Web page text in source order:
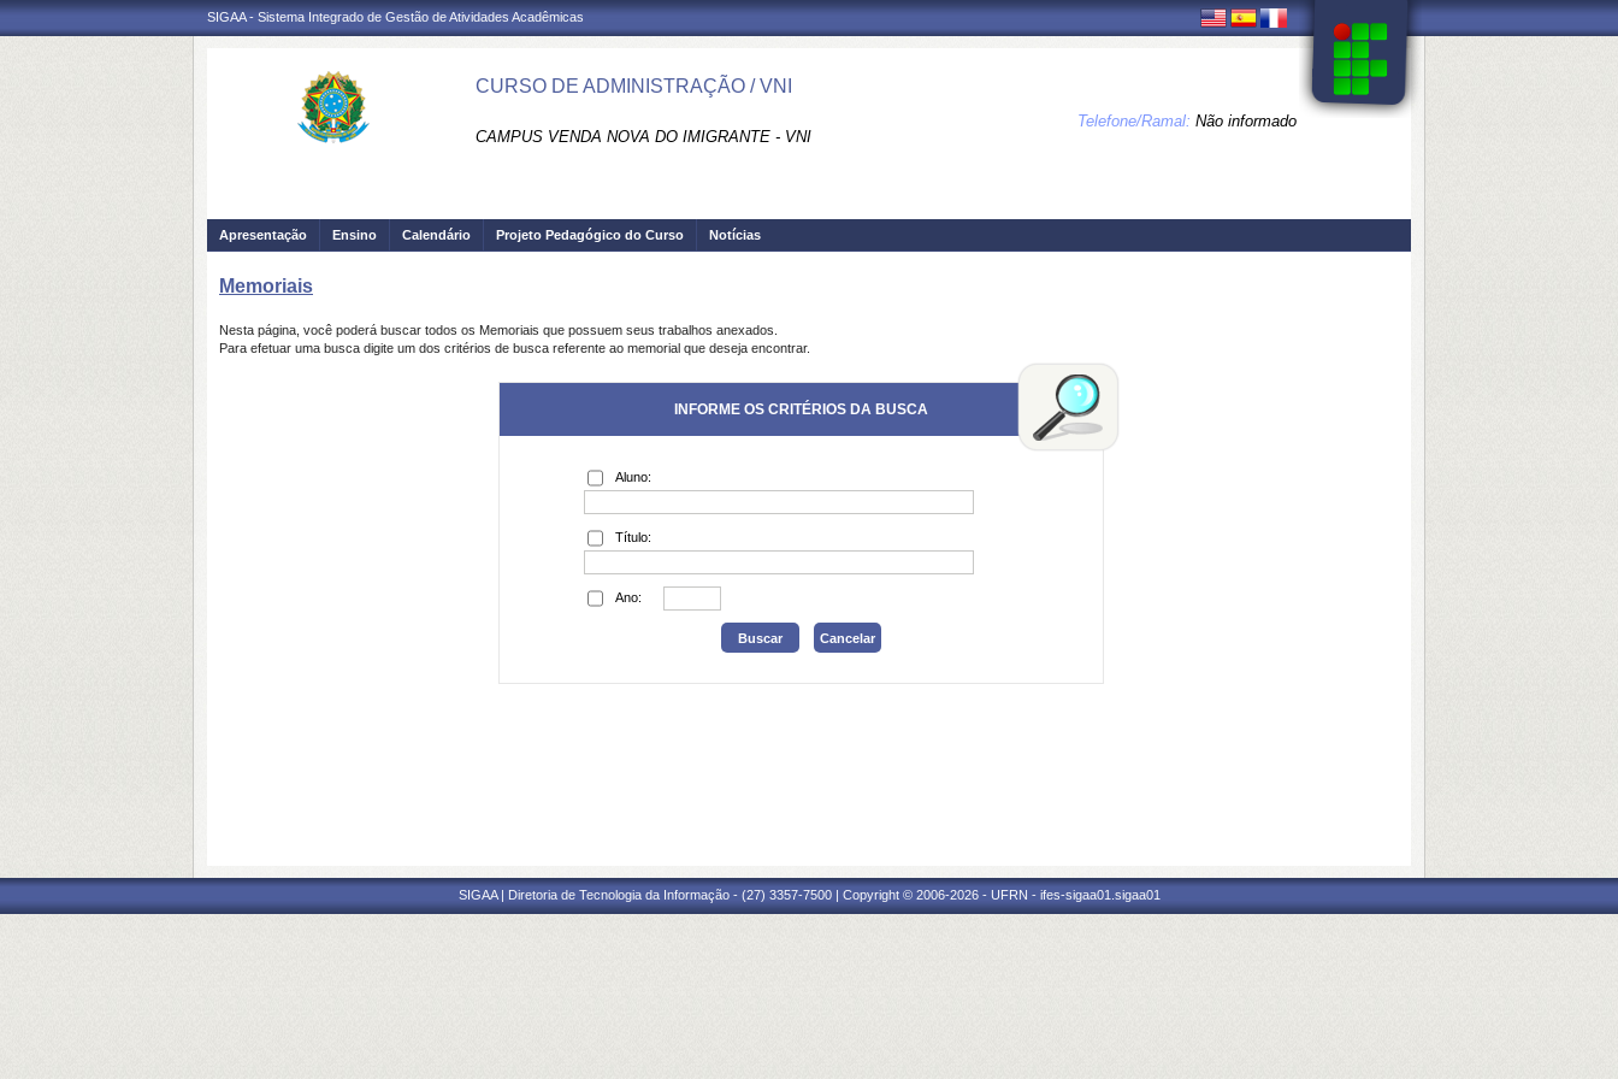
SIGAA - Sistema Integrado de Gestão de Atividades Acadêmicas
CURSO DE ADMINISTRAÇÃO / VNI
CAMPUS VENDA NOVA DO IMIGRANTE - VNI
Telefone/Ramal: Não informado
Apresentação Ensino Calendário Projeto Pedagógico do Curso Notícias
Memoriais
Nesta página, você poderá buscar todos os Memoriais que possuem seus trabalhos anexados.
Para efetuar uma busca digite um dos critérios de busca referente ao memorial que deseja encontrar.
INFORME OS CRITÉRIOS DA BUSCA
Aluno:
Título:
Ano:
SIGAA | Diretoria de Tecnologia da Informação - (27) 3357-7500 | Copyright © 2006-2026 - UFRN - ifes-sigaa01.sigaa01